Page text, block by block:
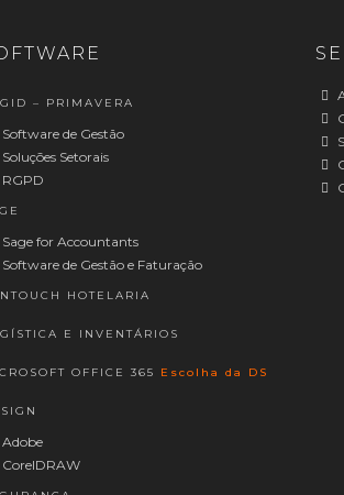
– PRIMAVERA
Software de Gestão
Soluções Setorais
RGPD
Sage for Accountants
Software de Gestão e Faturação
HOTELARIA
E INVENTÁRIOS
OFFICE 365 Escolha da DS
Adobe
CorelDRAW